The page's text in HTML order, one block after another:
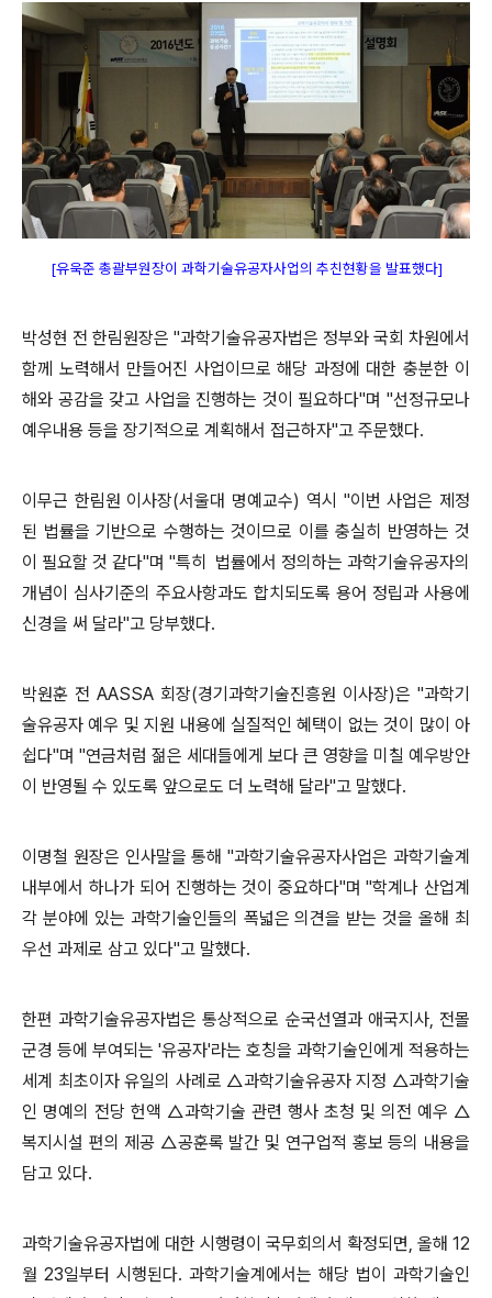
[유욱준 총괄부원장이 과학기술유공자사업의 추친현황을 발표했다]
박성현 전 한림원장은 "과학기술유공자법은 정부와 국회 차원에서
함께 노력해서 만들어진 사업이므로 해당 과정에 대한 충분한 이
해와 공감을 갖고 사업을 진행하는 것이 필요하다"며 "선정규모나
예우내용 등을 장기적으로 계획해서 접근하자"고 주문했다.
이무근 한림원 이사장(서울대 명예교수) 역시 "이번 사업은 제정
된 법률을 기반으로 수행하는 것이므로 이를 충실히 반영하는 것
이 필요할 것 같다"며 "특히 법률에서 정의하는 과학기술유공자의
개념이 심사기준의 주요사항과도 합치되도록 용어 정립과 사용에
신경을 써 달라"고 당부했다.
박원훈 전 AASSA 회장(경기과학기술진흥원 이사장)은 "과학기
술유공자 예우 및 지원 내용에 실질적인 혜택이 없는 것이 많이 아
쉽다"며 "연금처럼 젊은 세대들에게 보다 큰 영향을 미칠 예우방안
이 반영될 수 있도록 앞으로도 더 노력해 달라"고 말했다.
이명철 원장은 인사말을 통해 "과학기술유공자사업은 과학기술계
내부에서 하나가 되어 진행하는 것이 중요하다"며 "학계나 산업계
각 분야에 있는 과학기술인들의 폭넓은 의견을 받는 것을 올해 최
우선 과제로 삼고 있다"고 말했다.
한편 과학기술유공자법은 통상적으로 순국선열과 애국지사, 전몰
군경 등에 부여되는 '유공자'라는 호칭을 과학기술인에게 적용하는
세계 최초이자 유일의 사례로 △과학기술유공자 지정 △과학기술
인 명예의 전당 헌액 △과학기술 관련 행사 초청 및 의전 예우 △
복지시설 편의 제공 △공훈록 발간 및 연구업적 홍보 등의 내용을
담고 있다.
과학기술유공자법에 대한 시행령이 국무회의서 확정되면, 올해 12
월 23일부터 시행된다. 과학기술계에서는 해당 법이 과학기 술인